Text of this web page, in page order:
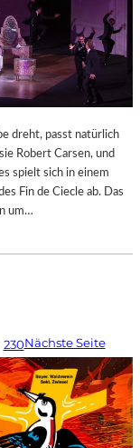
dreht, passt natürlich
Robert Carsen, und
spielt sich in einem
Fin de Ciecle ab. Das
um…
230Nächste Seite